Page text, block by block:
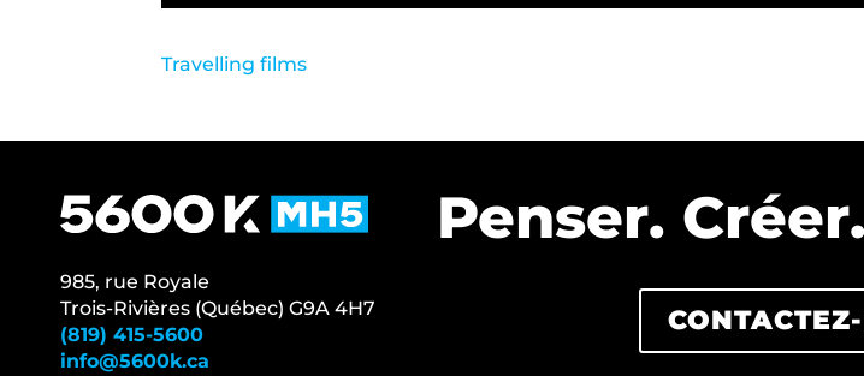
Travelling films
985, rue Royale
Trois-Rivières (Québec) G9A 4H7
(819) 415-5600
info@5600k.ca
Penser.